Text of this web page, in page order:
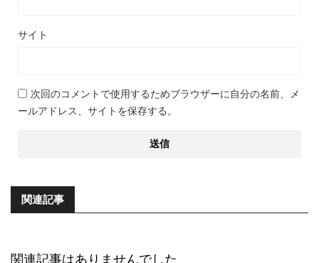
サイト
次回のコメントで使用するためブラウザーに自分の名前、メ
ールアドレス、サイトを保存する。
関連記事
関連記事はありませんでした